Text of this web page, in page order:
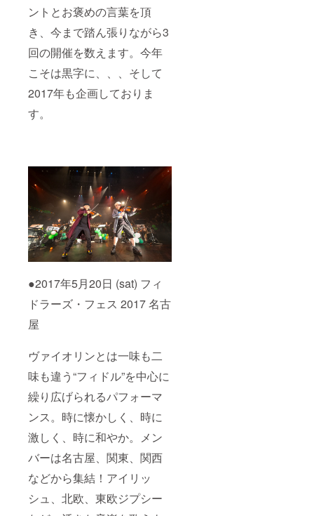
ントとお褒めの言葉を頂
き、今まで踏ん張りながら3
回の開催を数えます。今年
こそは黒字に、、、そして
2017年も企画しておりま
す。
●2017年5月20日 (sat) フィ
ドラーズ・フェス 2017 名古
屋
ヴァイオリンとは一味も二
味も違う“フィドル”を中心に
繰り広げられるパフォーマ
ンス。時に懐かしく、時に
激しく、時に和やか。メン
バーは名古屋、関東、関西
などから集結！アイリッ
シュ、北欧、東欧ジプシー